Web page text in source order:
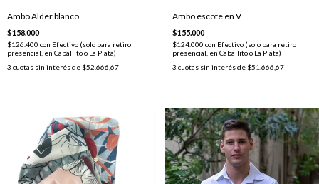
Ambo Alder blanco
$158.000
$126.400 con Efectivo (solo para retiro
presencial, en Caballito o La Plata)
3 cuotas sin interés de $52.666,67
Ambo escote en V
$155.000
$124.000 con Efectivo (solo para retiro
presencial, en Caballito o La Plata)
3 cuotas sin interés de $51.666,67